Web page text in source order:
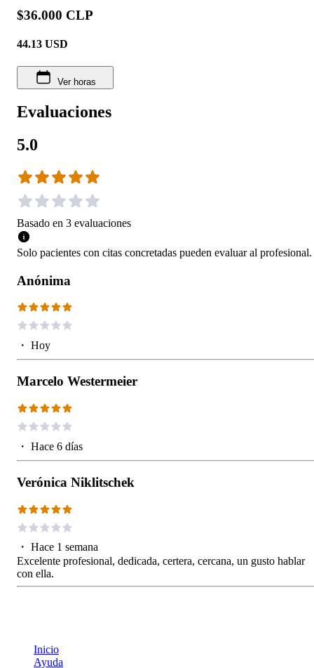
$36.000 CLP
44.13 USD
Ver horas
Evaluaciones
5.0
Basado en 3 evaluaciones
Solo pacientes con citas concretadas pueden evaluar al profesional.
Anónima
・ Hoy
Marcelo Westermeier
・ Hace 6 días
Verónica Niklitschek
・ Hace 1 semana
Excelente profesional, dedicada, certera, cercana, un gusto hablar
con ella.
Inicio
Ayuda